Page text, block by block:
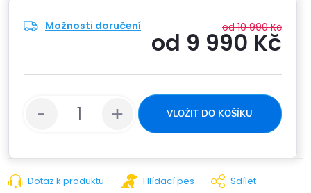
Možnosti doručení od 10 990 Kč
od 9 990 Kč
VLOŽIT DO KOŠÍKU
Dotaz k produktu Hlídací pes Sdílet